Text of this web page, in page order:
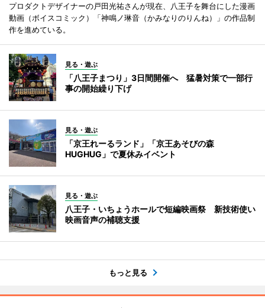
プロダクトデザイナーの戸田光祐さんが現在、八王子を舞台にした漫画
動画（ボイスコミック）「神鳴ノ琳音（かみなりのりんね）」の作品制
作を進めている。
見る・遊ぶ
「八王子まつり」3日間開催へ 猛暑対策で一部行
事の開始繰り下げ
見る・遊ぶ
「京王れーるランド」「京王あそびの森
HUGHUG」で夏休みイベント
見る・遊ぶ
八王子・いちょうホールで短編映画祭 新技術使い
映画音声の補聴支援
もっと見る